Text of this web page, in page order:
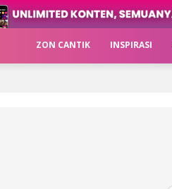
ZON CANTIK INSPIRASI